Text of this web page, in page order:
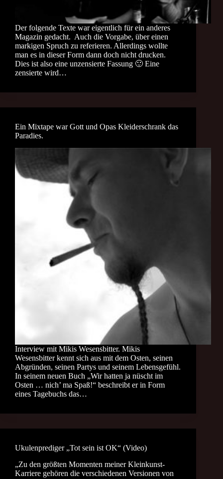
Der folgende Texte war eigentlich für ein anderes
Magazin gedacht. Auch die Vorgabe, über einen
markigen Spruch zu referieren. Allerdings wollte
man es in dieser Form dann doch nicht drucken.
Dies ist also eine unzensierte Fassung 🙂 Eine
zensierte wird…
Ein Mixtape war Gott und Opas Kleiderschrank das
Paradies.
Interview mit Mikis Wesensbitter. Mikis
Wesensbitter kennt sich aus mit dem Osten, seinen
Abgründen, seinen Partys und seinem Lebensgefühl.
In seinem neuen Buch „Wir hatten ja nüscht im
Osten … nich’ ma Spaß!“ beschreibt er in Form
eines Tagebuchs das…
Ukulenprediger „Tot sein ist OK“ (Video)
„Zu den größten Momenten meiner Kleinkunst-
Karriere gehören die verschiedenen Versionen von